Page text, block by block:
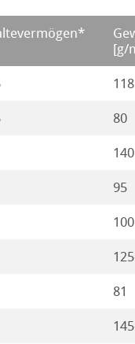
[g/
118
80
140
95
100
125
81
145